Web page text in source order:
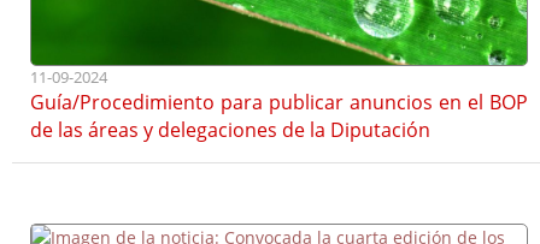
11-09-2024
Guía/Procedimiento para publicar anuncios en el BOP
de las áreas y delegaciones de la Diputación